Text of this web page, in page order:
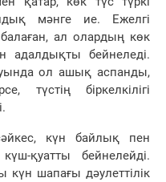
мәнге ие. Ежелгі
балаған, ал олардың көк
адалдықты бейнеледі.
ол ашық аспанды,
түстің біркелкілігі
күн байлық пен
қуатты бейнелейді.
күн шапағы дәулеттілік